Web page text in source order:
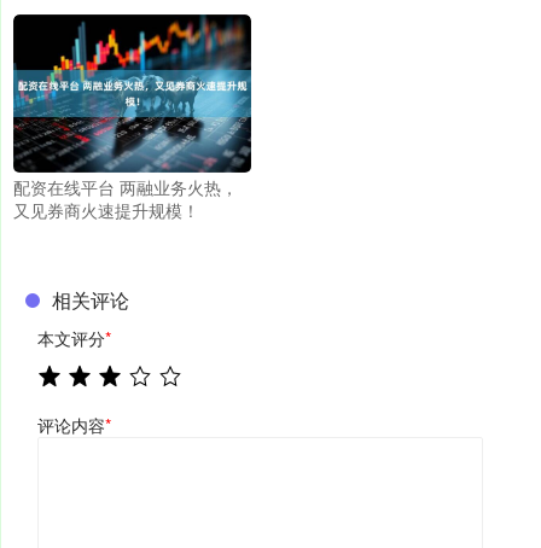
配资在线平台 两融业务火热，
又见券商火速提升规模！
相关评论
本文评分*
评论内容*